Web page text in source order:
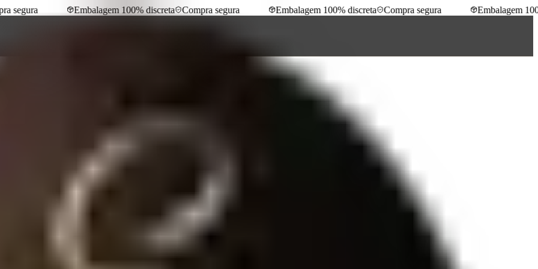
segura Embalagem 100% discreta Compra segura Embalagem 100% discreta Compra segura
Embalagem